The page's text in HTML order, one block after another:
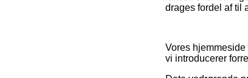
drages fordel af til
Vores
vi introducerer